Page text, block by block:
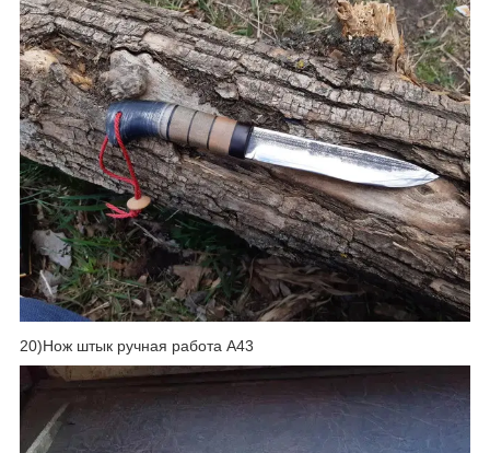
20)Нож штык ручная работа А43